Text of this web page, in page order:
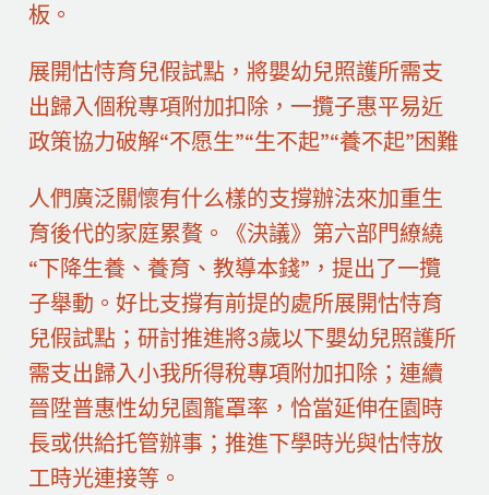
板。
展開怙恃育兒假試點，將嬰幼兒照護所需支
出歸入個稅專項附加扣除，一攬子惠平易近
政策協力破解“不愿生”“生不起”“養不起”困難
人們廣泛關懷有什么樣的支撐辦法來加重生
育後代的家庭累贅。《決議》第六部門繚繞
“下降生養、養育、教導本錢”，提出了一攬
子舉動。好比支撐有前提的處所展開怙恃育
兒假試點；研討推進將3歲以下嬰幼兒照護所
需支出歸入小我所得稅專項附加扣除；連續
晉陞普惠性幼兒園籠罩率，恰當延伸在園時
長或供給托管辦事；推進下學時光與怙恃放
工時光連接等。